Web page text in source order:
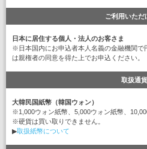
ご利用いただ
日本に居住する個人・法人のお客さま
※日本国内にお申込者本人名義の金融機関
は親権者の同意を得た上でお申込ください。
取扱通貨
大韓民国紙幣（韓国ウォン）
※1,000ウォン紙幣、5,000ウォン紙幣、
※硬貨は買い取りできません。
▶取扱紙幣について